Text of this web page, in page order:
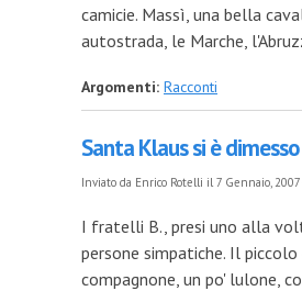
camicie. Massì, una bella
autostrada, le Marche,
Argomenti: Racconti
Santa Klaus si è dimesso
Inviato da Enrico Rotelli il 7 Gennaio, 2007
I fratelli B., presi uno alla
persone simpatiche. Il piccolo
compagnone, un po' lulone,